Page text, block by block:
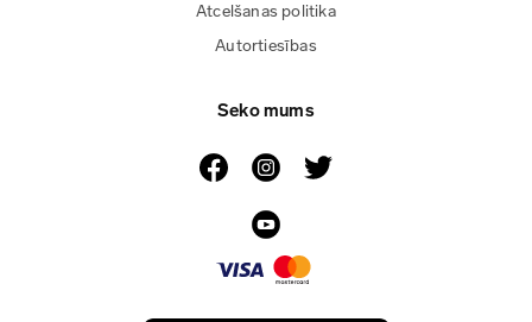
Atcelšanas politika
Autortiesības
Seko mums